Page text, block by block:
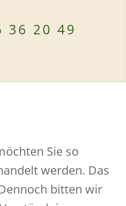
36 20 49
Sie so
werden. Das
bitten wir